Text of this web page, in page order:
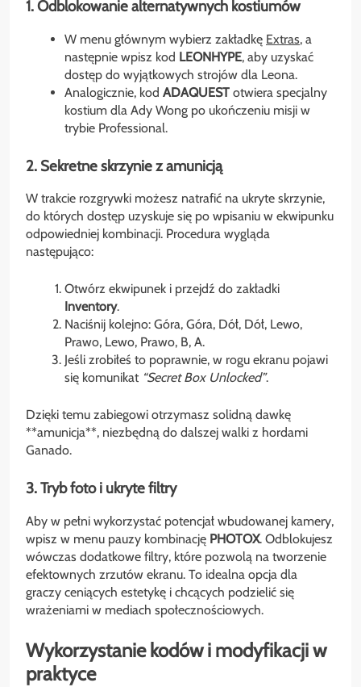
1. Odblokowanie alternatywnych kostiumów
W menu głównym wybierz zakładkę Extras, a
następnie wpisz kod LEONHYPE, aby uzyskać
dostęp do wyjątkowych strojów dla Leona.
Analogicznie, kod ADAQUEST otwiera specjalny
kostium dla Ady Wong po ukończeniu misji w
trybie Professional.
2. Sekretne skrzynie z amunicją
W trakcie rozgrywki możesz natrafić na ukryte skrzynie,
do których dostęp uzyskuje się po wpisaniu w ekwipunku
odpowiedniej kombinacji. Procedura wygląda
następująco:
Otwórz ekwipunek i przejdź do zakładki
Inventory.
Naciśnij kolejno: Góra, Góra, Dół, Dół, Lewo,
Prawo, Lewo, Prawo, B, A.
Jeśli zrobiłeś to poprawnie, w rogu ekranu pojawi
się komunikat “Secret Box Unlocked”.
Dzięki temu zabiegowi otrzymasz solidną dawkę
**amunicja**, niezbędną do dalszej walki z hordami
Ganado.
3. Tryb foto i ukryte filtry
Aby w pełni wykorzystać potencjał wbudowanej kamery,
wpisz w menu pauzy kombinację PHOTOX. Odblokujesz
wówczas dodatkowe filtry, które pozwolą na tworzenie
efektownych zrzutów ekranu. To idealna opcja dla
graczy ceniących estetykę i chcących podzielić się
wrażeniami w mediach społecznościowych.
Wykorzystanie kodów i modyfikacji w
praktyce